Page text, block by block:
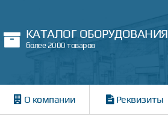
КАТАЛОГ ОБОРУДОВАНИЯ
более 2000 товаров
О компании Реквизиты